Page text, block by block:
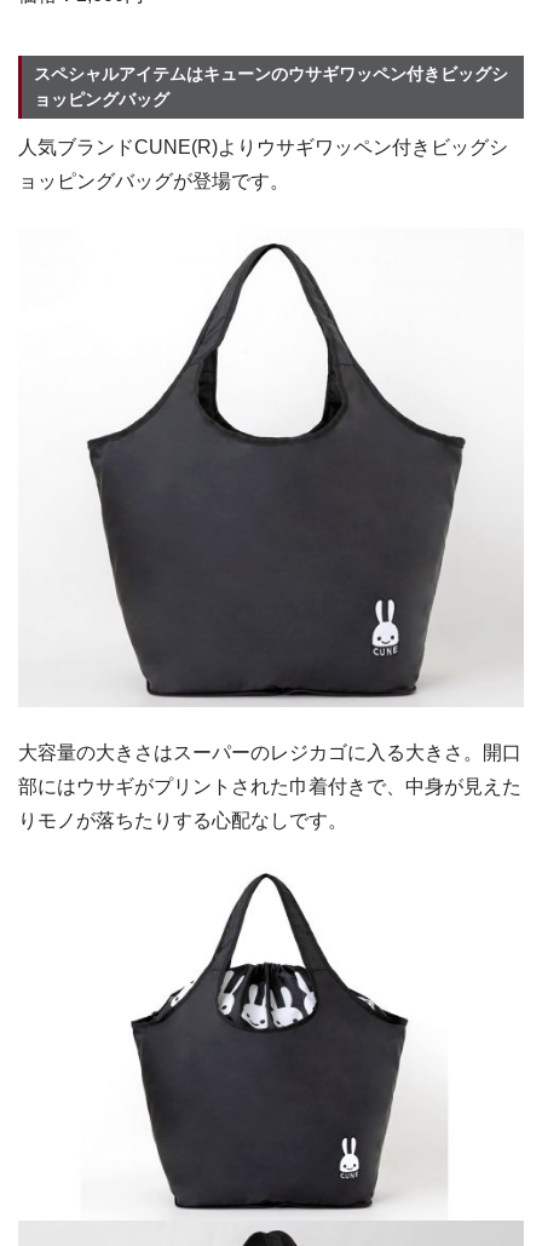
スペシャルアイテムはキューンのウサギワッペン付きビッグシ
ョッピングバッグ
人気ブランドCUNE(R)よりウサギワッペン付きビッグシ
ョッピングバッグが登場です。
大容量の大きさはスーパーのレジカゴに入る大きさ。開口
部にはウサギがプリントされた巾着付きで、中身が見えた
りモノが落ちたりする心配なしです。